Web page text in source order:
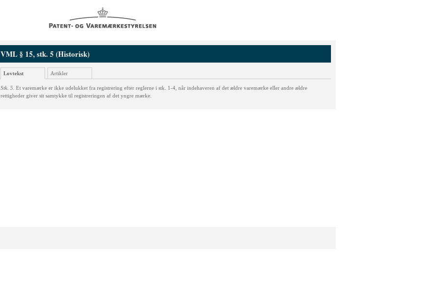
VML § 15, stk. 5 (Historisk)
Lovtekst Artikler
Stk. 5. Et varemærke er ikke udelukket fra registrering efter reglerne i stk. 1-4, når indehaveren af det ældre varemærke eller andre ældre
rettigheder giver sit samtykke til registreringen af det yngre mærke.